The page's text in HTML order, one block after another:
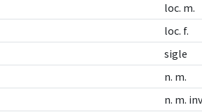
loc. m.
loc. f.
sigle
n. m.
n. m.